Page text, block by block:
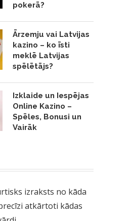
pokerā?
Ārzemju vai Latvijas
kazino – ko īsti
meklē Latvijas
spēlētājs?
Izklaide un Iespējas
Online Kazino –
Spēles, Bonusi un
Vairāk
izraksts no kāda
atkārtoti kādas